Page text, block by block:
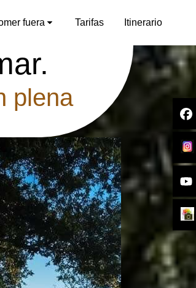
fuera Tarifas Itinerario
plena